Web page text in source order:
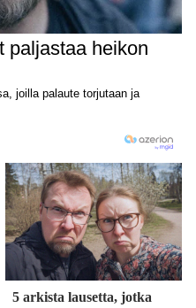
5 arkista lausetta, jotka